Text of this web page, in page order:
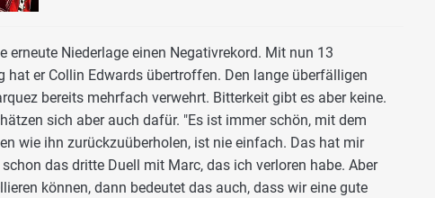
erneute Niederlage einen Negativrekord. Mit nun 13
hat er Collin Edwards übertroffen. Den lange überfälligen
bereits mehrfach verwehrt. Bitterkeit gibt es aber keine.
sich aber auch dafür. "Es ist immer schön, mit dem
wie ihn zurückzuüberholen, ist nie einfach. Das hat mir
das dritte Duell mit Marc, das ich verloren habe. Aber
können, dann bedeutet das auch, dass wir eine gute